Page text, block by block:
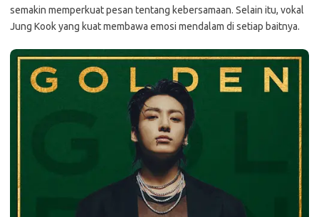
semakin memperkuat pesan tentang kebersamaan. Selain itu, vokal
Jung Kook yang kuat membawa emosi mendalam di setiap baitnya.